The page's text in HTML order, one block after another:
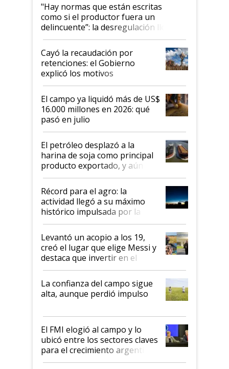
"Hay normas que están escritas
como si el productor fuera un
delincuente”: la desregulación llegó
al Congreso Aapresid y hasta se
habló del financiamiento al IPCVA
Cayó la recaudación por
retenciones: el Gobierno
explicó los motivos
El campo ya liquidó más de US$
16.000 millones en 2026: qué
pasó en julio
El petróleo desplazó a la
harina de soja como principal
producto exportado, y aún así
el agro aportó casi seis de cada
diez dólares y sostuvo el
liderazgo en un semestre
récord
Récord para el agro: la
actividad llegó a su máximo
histórico impulsada por la
cosecha y las exportaciones
Levantó un acopio a los 19,
creó el lugar que elige Messi y
destaca que invertir en el
kirchnerismo era como "darle
plata a un hijo para droga":
Juan Félix Rossetti, el libertario
que de una dura crisis salió
de Milei
La confianza del campo sigue
alta, aunque perdió impulso
El FMI elogió al campo y lo
ubicó entre los sectores claves
para el crecimiento argentino